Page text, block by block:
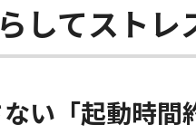
してストレ
い「起動時間